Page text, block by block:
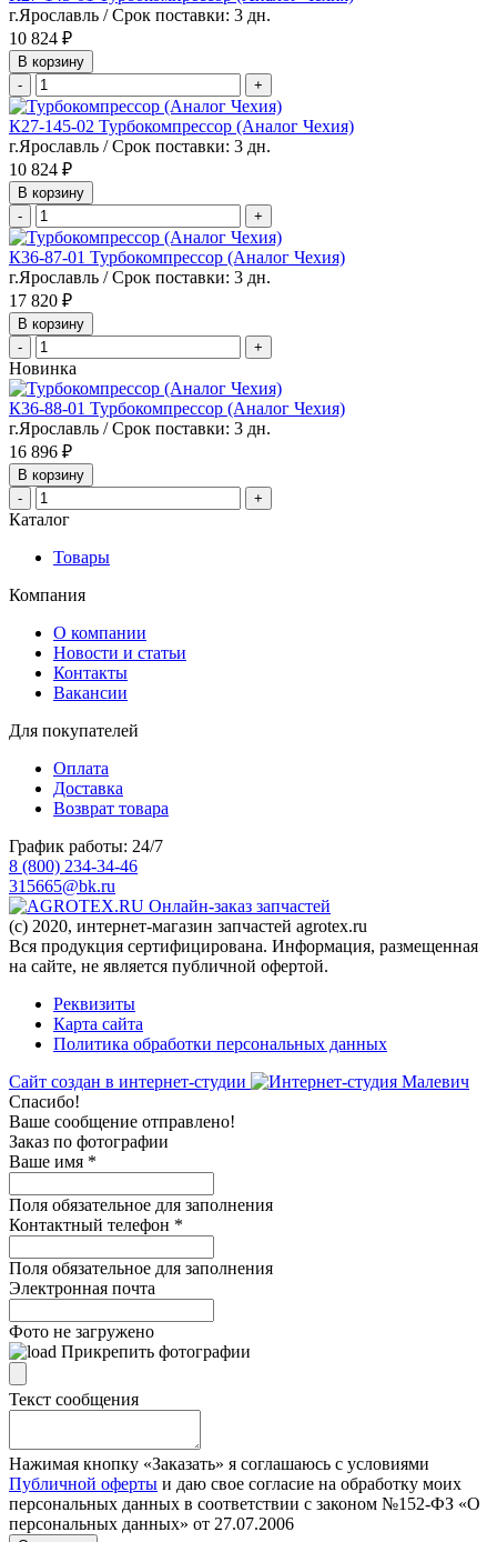
г.Ярославль / Срок поставки: 3 дн.
10 824 ₽
В корзину
-
+
К27-145-02 Турбокомпрессор (Аналог Чехия)
г.Ярославль / Срок поставки: 3 дн.
10 824 ₽
В корзину
-
+
К36-87-01 Турбокомпрессор (Аналог Чехия)
г.Ярославль / Срок поставки: 3 дн.
17 820 ₽
В корзину
-
+
Новинка
К36-88-01 Турбокомпрессор (Аналог Чехия)
г.Ярославль / Срок поставки: 3 дн.
16 896 ₽
В корзину
-
+
Каталог
Товары
Компания
О компании
Новости и статьи
Контакты
Вакансии
Для покупателей
Оплата
Доставка
Возврат товара
График работы: 24/7
8 (800) 234-34-46
315665@bk.ru
Онлайн-заказ запчастей
(c) 2020, интернет-магазин запчастей agrotex.ru
Вся продукция сертифицирована. Информация, размещенная
на сайте, не является публичной офертой.
Реквизиты
Карта сайта
Политика обработки персональных данных
Сайт создан в интернет-студии
Спасибо!
Ваше сообщение отправлено!
Заказ по фотографии
Ваше имя *
Поля обязательное для заполнения
Контактный телефон *
Поля обязательное для заполнения
Электронная почта
Фото не загружено
Прикрепить фотографии
Текст сообщения
Нажимая кнопку «Заказать» я соглашаюсь с условиями
Публичной оферты и даю свое согласие на обработку моих
персональных данных в соответствии с законом №152-ФЗ «О
персональных данных» от 27.07.2006